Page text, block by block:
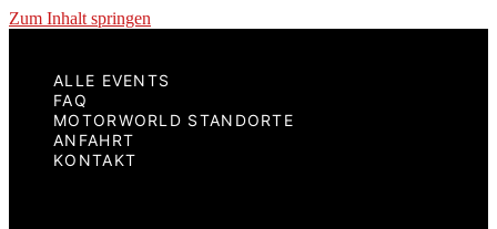
Zum Inhalt springen
ALLE EVENTS
FAQ
MOTORWORLD STANDORTE
ANFAHRT
KONTAKT